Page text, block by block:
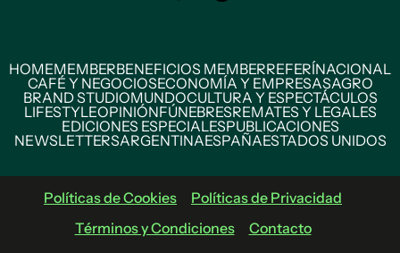
HOMEMEMBERBENEFICIOS MEMBERREFERÍNACIONAL
CAFÉ Y NEGOCIOSECONOMÍA Y EMPRESASAGRO
BRAND STUDIOMUNDOCULTURA Y ESPECTÁCULOS
LIFESTYLEOPINIÓNFÚNEBRESREMATES Y LEGALES
EDICIONES ESPECIALESPUBLICACIONES
NEWSLETTERSARGENTINAESPAÑAESTADOS UNIDOS
Políticas de Cookies
Políticas de Privacidad
Términos y Condiciones
Contacto